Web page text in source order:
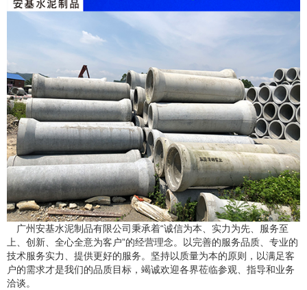
广州安基水泥制品有限公司秉承着“诚信为本、实力为先、服务至
上、创新、全心全意为客户”的经营理念。以完善的服务品质、专业的
技术服务实力、提供更好的服务。坚持以质量为本的原则，以满足客
户的需求才是我们的品质目标，竭诚欢迎各界莅临参观、指导和业务
洽谈。